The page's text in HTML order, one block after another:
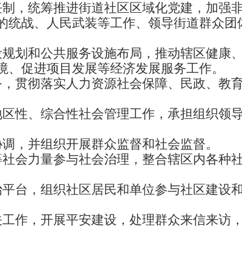
，统筹推进街道社区区域化党建，加强
战、人民武装等工作、领导街道群众团
划和公共服务设施布局，推动辖区健康
促进项目发展等经济发展服务工作。
贯彻落实人力资源社会保障、民政、教
性、综合性社会管理工作，承担组织领
，并组织开展群众监督和社会监督。
会力量参与社会治理，整合辖区内各种
台，组织社区居民和单位参与社区建设
作，开展平安建设，处理群众来信来访